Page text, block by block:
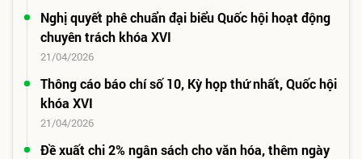
Nghị quyết phê chuẩn đại biểu Quốc hội hoạt động
chuyên trách khóa XVI
21/04/2026
Thông cáo báo chí số 10, Kỳ họp thứ nhất, Quốc hội
khóa XVI
21/04/2026
Đề xuất chi 2% ngân sách cho văn hóa, thêm ngày